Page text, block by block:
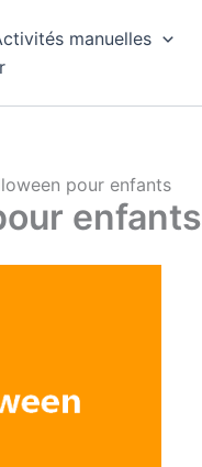
manuelles
pour enfants
enfants